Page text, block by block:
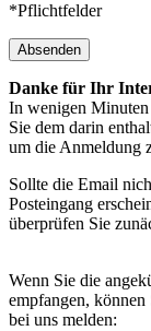
*Pflichtfelder
Absenden
Danke für Ihr
In wenigen Minuten
Sie dem darin
um die Anmeldung
Sollte die Email
Posteingang
überprüfen Sie
Wenn Sie die
empfangen, können
bei uns melden: